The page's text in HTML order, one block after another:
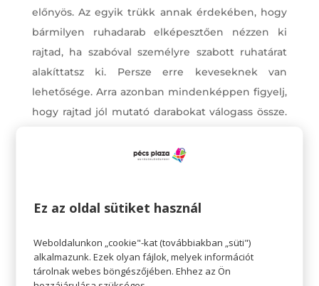
előnyös. Az egyik trükk annak érdekében, hogy
bármilyen ruhadarab elképesztően nézzen ki
rajtad, ha szabóval személyre szabott ruhatárat
alakíttatsz ki. Persze erre keveseknek van
lehetősége. Arra azonban mindenképpen figyelj,
hogy rajtad jól mutató darabokat válogass össze.
akkor nem ér meglepetés.
Egy jellegzetes stílus kialakítása sok időbe
tulajdonképpen kísérletezés eredménye; soha
nem tudhatod, mi áll jól, amíg nem vagy az
öltözőben, és fel nem próbálod. Érdemes időt
Ez az oldal sütiket használ
Weboldalunkon „cookie"-kat (továbbiakban „süti")
alkalmazunk. Ezek olyan fájlok, melyek információt
tárolnak webes böngészőjében. Ehhez az Ön